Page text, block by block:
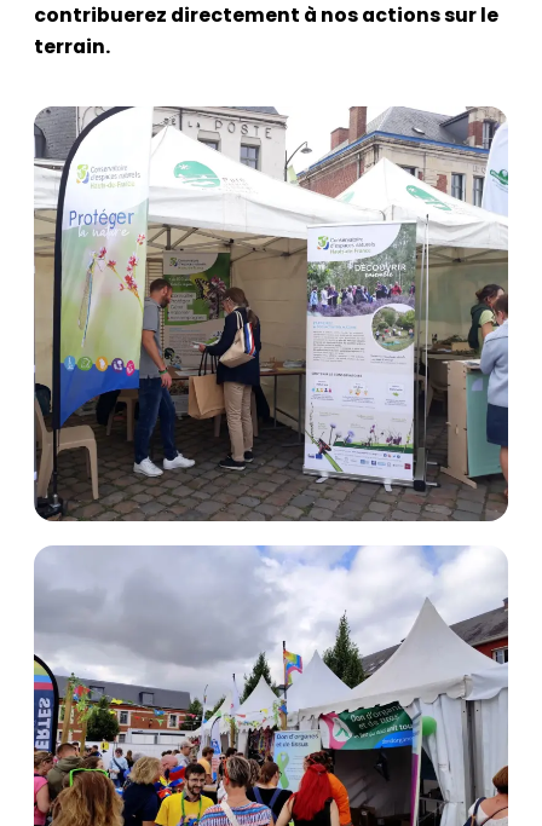
contribuerez directement à nos actions sur le
terrain.